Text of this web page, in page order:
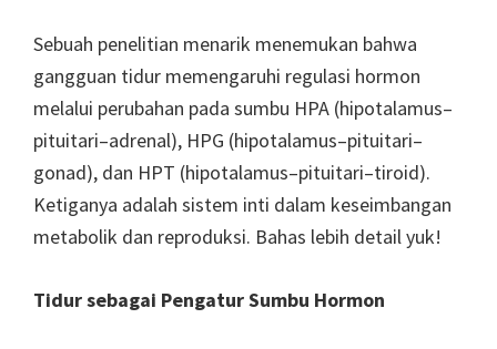
Sebuah penelitian menarik menemukan bahwa
gangguan tidur memengaruhi regulasi hormon
melalui perubahan pada sumbu HPA (hipotalamus–
pituitari–adrenal), HPG (hipotalamus–pituitari–
gonad), dan HPT (hipotalamus–pituitari–tiroid).
Ketiganya adalah sistem inti dalam keseimbangan
metabolik dan reproduksi. Bahas lebih detail yuk!
Tidur sebagai Pengatur Sumbu Hormon